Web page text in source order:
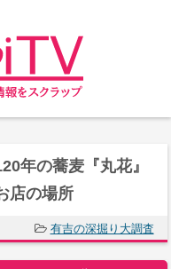
年の蕎麦『丸花』
店の場所
有吉の深掘り大調査